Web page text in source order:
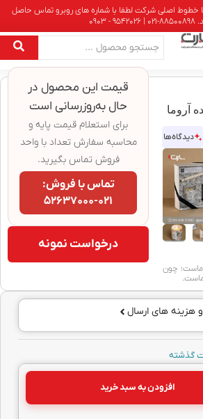
خطوط اصلی شرکت لطفا با شماره های روبرو تماس حاصل
- 0903
آروما
دیدگاه‌ها
ماست؛ چون
ماست.
قیمت این محصول در
حال به‌روزرسانی است
برای استعلام قیمت پایه و
محاسبه سفارش تعداد با واحد
فروش تماس بگیرید.
تماس با فروش:
۰۲۱-۵۲۶۳۷۰۰۰
درخواست نمونه
هزینه های ارسال
افزودن به سبد خرید